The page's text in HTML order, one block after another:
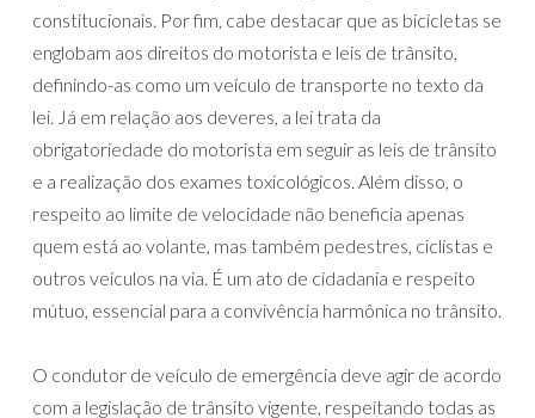
constitucionais. Por fim, cabe destacar que as bicicletas se
englobam aos direitos do motorista e leis de trânsito,
definindo-as como um veículo de transporte no texto da
lei. Já em relação aos deveres, a lei trata da
obrigatoriedade do motorista em seguir as leis de trânsito
e a realização dos exames toxicológicos. Além disso, o
respeito ao limite de velocidade não beneficia apenas
quem está ao volante, mas também pedestres, ciclistas e
outros veículos na via. É um ato de cidadania e respeito
mútuo, essencial para a convivência harmônica no trânsito.
O condutor ‍de veículo de emergência deve agir‍ de acordo
com a⁤ legislação de trânsito⁤ vigente,‍ respeitando todas as